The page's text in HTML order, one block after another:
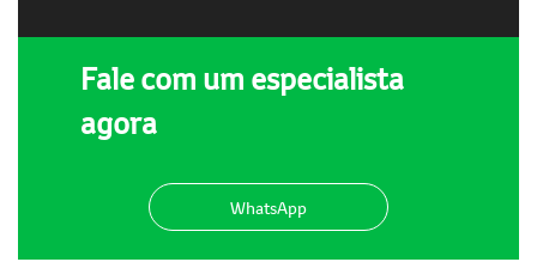
Fale com um especialista
agora
WhatsApp